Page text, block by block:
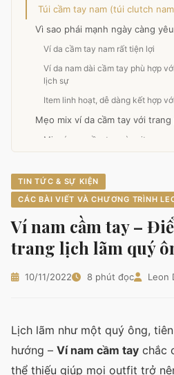
TIN TỨC & SỰ KIỆN
CÁC BÀI VIẾT VÀ CHƯƠNG TRÌNH
Ví nam cầm tay –
trang lịch lãm quý
10/11/2022 8 phút đọc Leon
Lịch lãm như một quý ông,
hướng – Ví nam cầm tay chắc
thể thiếu giúp mọi outfit trở
Túi cầm tay nam (túi clutch
Vì sao phái mạnh ngày càng
Ví da cầm tay nam rất tiện lợi
Ví da nam dài cầm tay phù hợp
lịch sự
Item linh hoạt, dễ dàng kết hợp
Mẹo mix ví da cầm tay với trang
Mix ví nam cầm tay và suit
Túi clutch và áo len, quần kaki
Ví da cầm tay và áo thun